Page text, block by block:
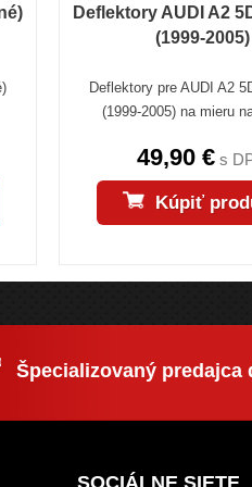
Deflektory AUDI A2
(1999-2005)
Deflektory pre AUDI A2
(1999-2005) na mieru
49,90 € s
Kúpiť
Špecializovaný predajca
SOCIÁLNE SIETE